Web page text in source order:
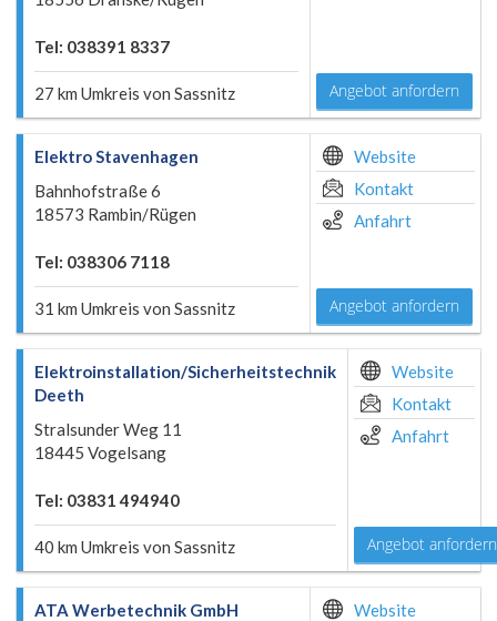
Tel: 038391 8337
27 km Umkreis von Sassnitz Angebot anfordern
Elektro Stavenhagen
Bahnhofstraße 6
18573 Rambin/Rügen
Tel: 038306 7118
31 km Umkreis von Sassnitz
Website
Kontakt
Anfahrt
Angebot anfordern
Elektroinstallation/Sicherheitstechnik
Deeth
Stralsunder Weg 11
18445 Vogelsang
Tel: 03831 494940
40 km Umkreis von Sassnitz
Website
Kontakt
Anfahrt
Angebot anfordern
ATA Werbetechnik GmbH
Website